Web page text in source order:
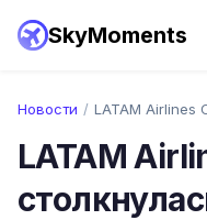
SkyMoments
Новости / LATAM Airlines
LATAM